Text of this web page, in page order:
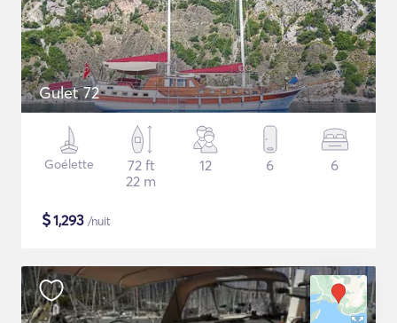
Gulet 72
Goélette
72 ft
22 m
12 6 6
$1,293 /nuit